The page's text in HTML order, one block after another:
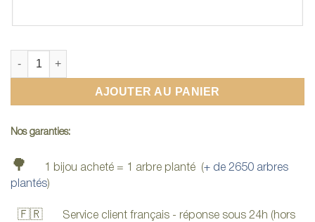
quantité de Montre bois bleu
AJOUTER AU PANIER
Nos garanties:
🌳 1 bijou acheté = 1 arbre planté (+ de 2650 arbres
plantés)
🇫🇷 Service client français - réponse sous 24h (hors